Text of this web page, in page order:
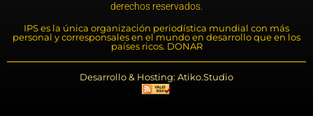
derechos reservados.
IPS es la única organización periodística mundial con más
personal y corresponsales en el mundo en desarrollo que en los
países ricos. DONAR
Desarrollo & Hosting: Atiko.Studio